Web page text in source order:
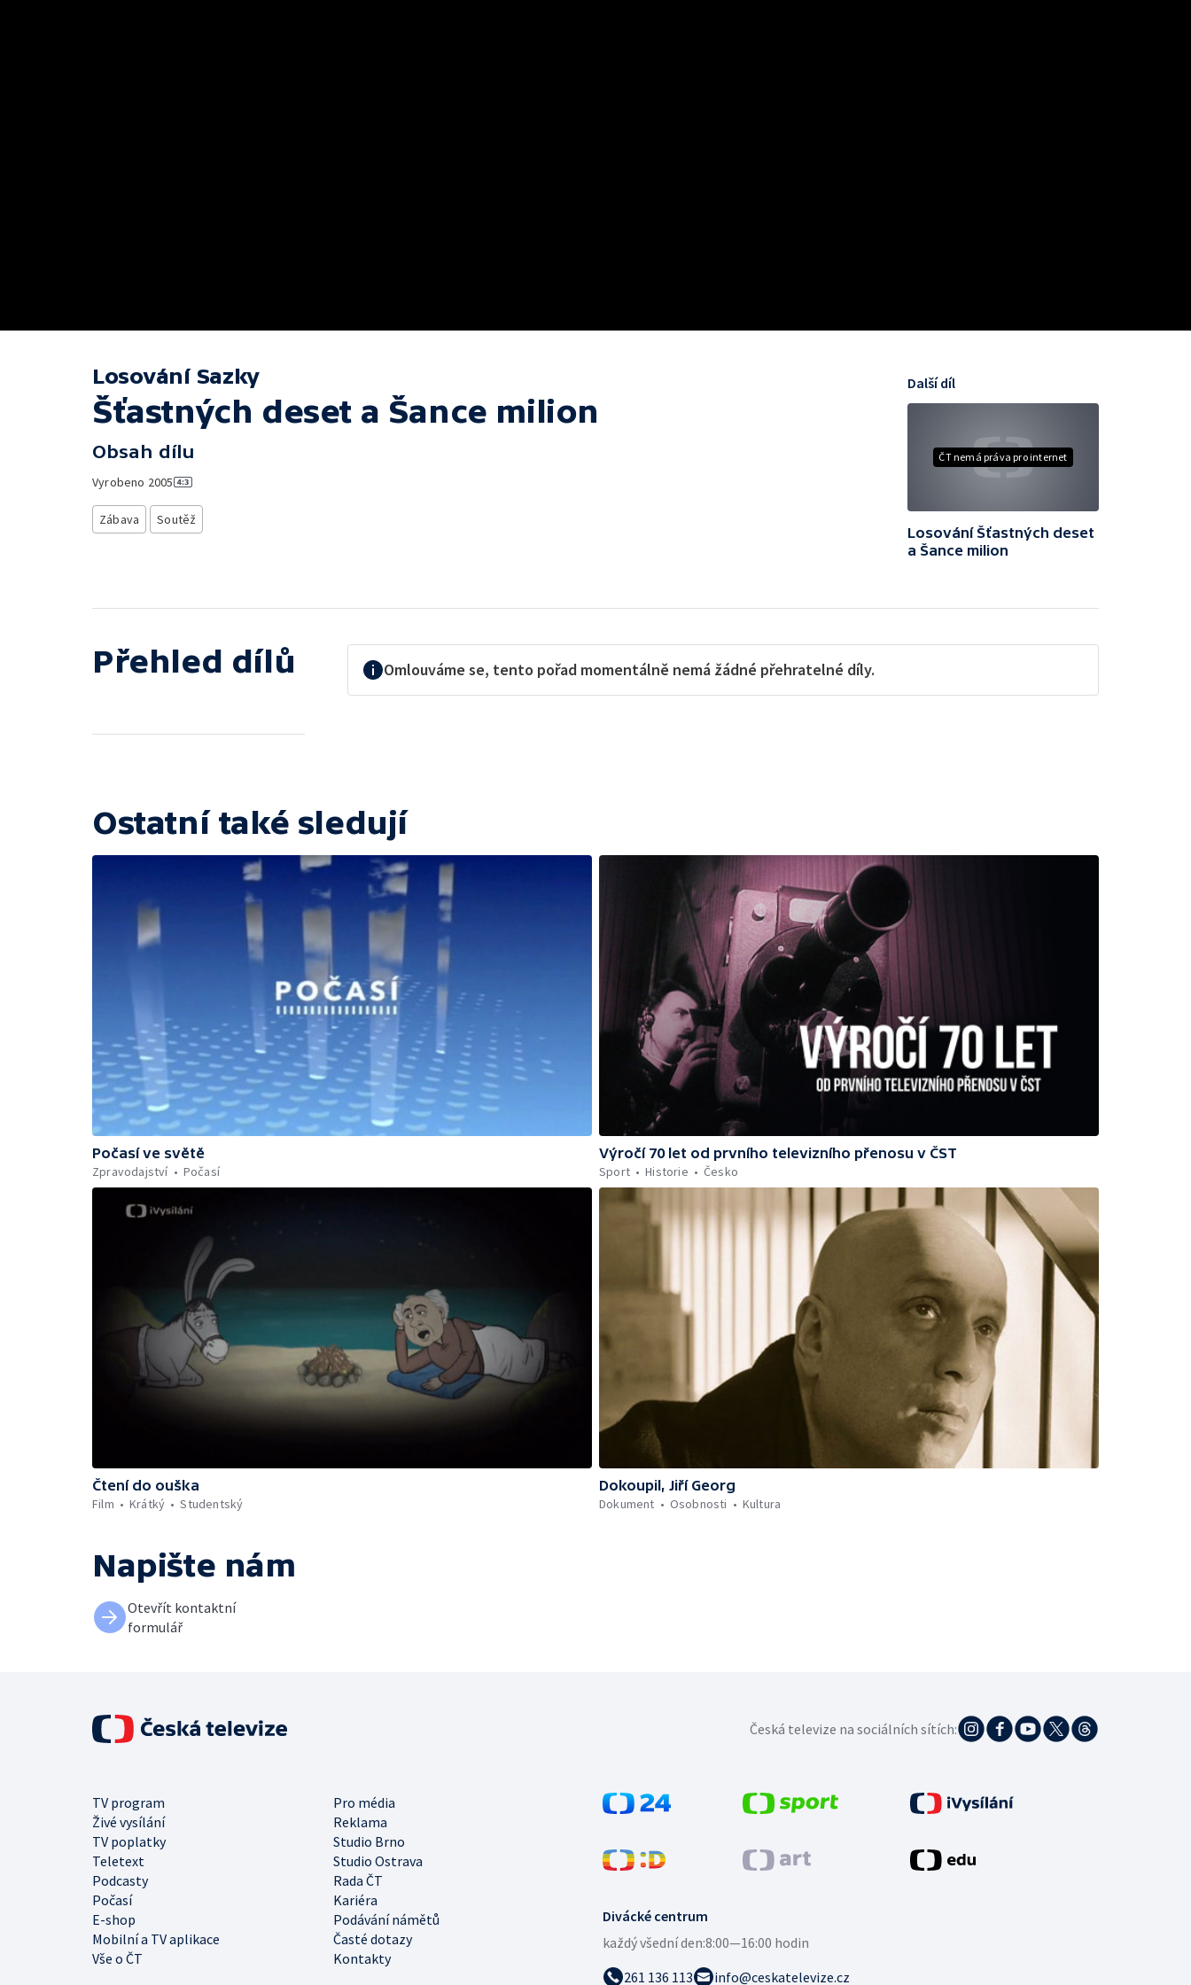
Losování Sazky
Šťastných deset a Šance milion
Obsah dílu
Vyrobeno 2005
Zábava Soutěž
ČT nemá práva pro internet
Další díl
Losování Šťastných deset
a Šance milion
Přehled dílů Omlouváme se, tento pořad momentálně nemá žádné přehratelné díly.
Ostatní také sledují
Počasí ve světě
Zpravodajství
Počasí
Výročí 70 let od prvního televizního přenosu v ČST
Sport
Historie Česko
Čtení do ouška
Film
Krátký Studentský
Dokoupil, Jiří Georg
Dokument
Osobnosti Kultura
Napište nám
Otevřít kontaktní
formulář
Divácké centrum
každý všední den:8:00—16:00 hodin
261 136 113
info@ceskatelevize.cz
TV program
Pro média
Živé vysílání
Reklama
TV poplatky
Studio Brno
Teletext
Studio Ostrava
Podcasty
Rada ČT
Počasí
Kariéra
E-shop
Podávání námětů
Mobilní a TV aplikace
Časté dotazy
Vše o ČT
Kontakty
Česká televize na sociálních sítích: